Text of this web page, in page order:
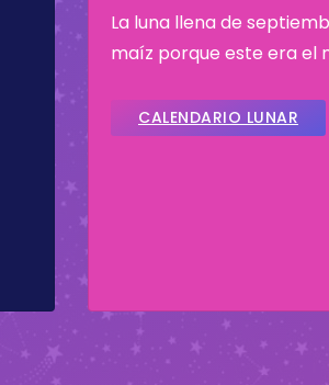
La luna llena de
maíz porque este era el
CALENDARIO LUNAR